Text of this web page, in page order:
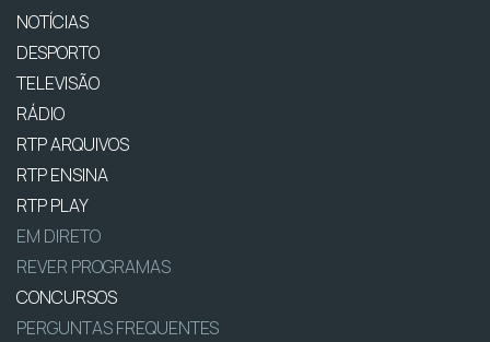
NOTÍCIAS
DESPORTO
TELEVISÃO
RÁDIO
RTP ARQUIVOS
RTP ENSINA
RTP PLAY
EM DIRETO
REVER PROGRAMAS
CONCURSOS
PERGUNTAS FREQUENTES